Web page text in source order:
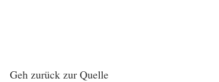
Geh zurück zur Quelle